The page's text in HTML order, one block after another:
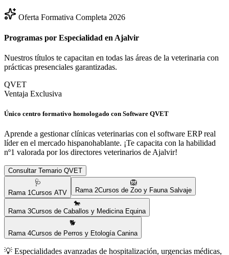
Oferta Formativa Completa 2026
Programas por Especialidad en Ajalvir
Nuestros títulos te capacitan en todas las áreas de la veterinaria con
prácticas presenciales garantizadas.
QVET
Ventaja Exclusiva
Único centro formativo homologado con Software QVET
Aprende a gestionar clínicas veterinarias con el software ERP real
líder en el mercado hispanohablante. ¡Te capacita con la habilidad
nº1 valorada por los directores veterinarios de Ajalvir!
Consultar Temario QVET
🩺
Rama 1Cursos ATV
🦁
Rama 2Cursos de Zoo y Fauna Salvaje
🐎
Rama 3Cursos de Caballos y Medicina Equina
🐕
Rama 4Cursos de Perros y Etología Canina
💡 Especialidades avanzadas de hospitalización, urgencias médicas,